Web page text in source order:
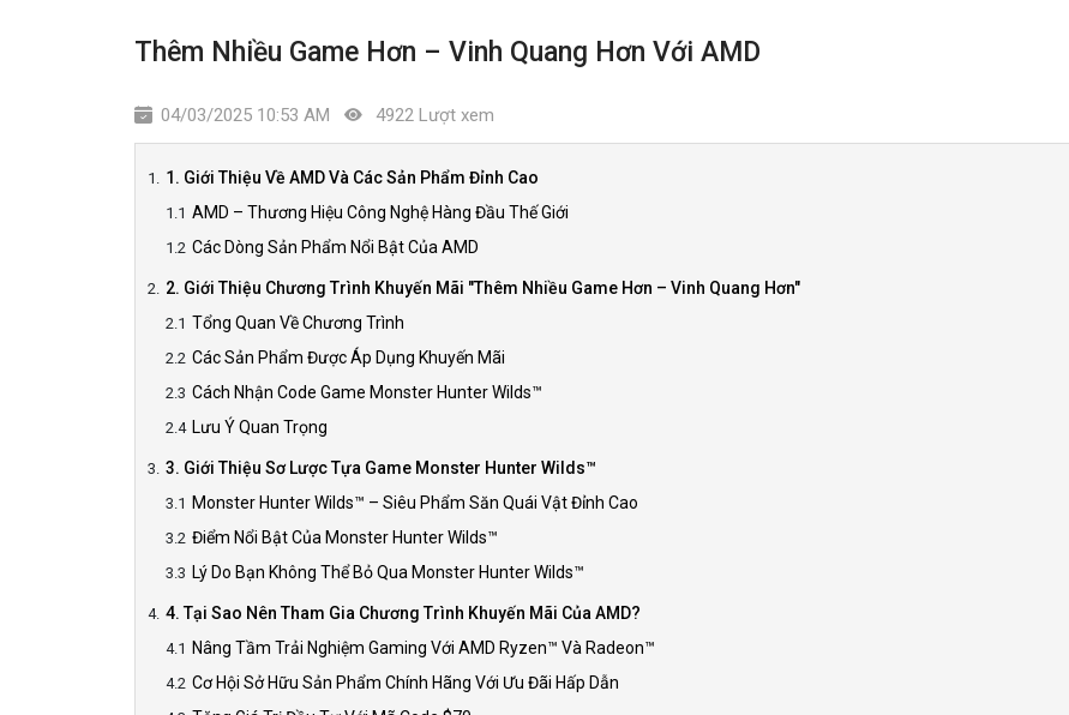
Thêm Nhiều Game Hơn – Vinh Quang Hơn Với AMD
04/03/2025 10:53 AM 4922 Lượt xem
1. Giới Thiệu Về AMD Và Các Sản Phẩm Đỉnh Cao
AMD – Thương Hiệu Công Nghệ Hàng Đầu Thế Giới
Các Dòng Sản Phẩm Nổi Bật Của AMD
2. Giới Thiệu Chương Trình Khuyến Mãi "Thêm Nhiều Game Hơn – Vinh Quang Hơn"
Tổng Quan Về Chương Trình
Các Sản Phẩm Được Áp Dụng Khuyến Mãi
Cách Nhận Code Game Monster Hunter Wilds™
Lưu Ý Quan Trọng
3. Giới Thiệu Sơ Lược Tựa Game Monster Hunter Wilds™
Monster Hunter Wilds™ – Siêu Phẩm Săn Quái Vật Đỉnh Cao
Điểm Nổi Bật Của Monster Hunter Wilds™
Lý Do Bạn Không Thể Bỏ Qua Monster Hunter Wilds™
4. Tại Sao Nên Tham Gia Chương Trình Khuyến Mãi Của AMD?
Nâng Tầm Trải Nghiệm Gaming Với AMD Ryzen™ Và Radeon™
Cơ Hội Sở Hữu Sản Phẩm Chính Hãng Với Ưu Đãi Hấp Dẫn